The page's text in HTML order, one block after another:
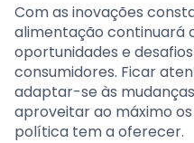
Com as inovações
alimentação continuará
oportunidades e
consumidores. Ficar
adaptar-se às
aproveitar ao máximo
política tem a oferecer.